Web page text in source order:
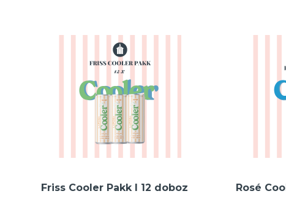
Friss Cooler Pakk I 12 doboz Rosé